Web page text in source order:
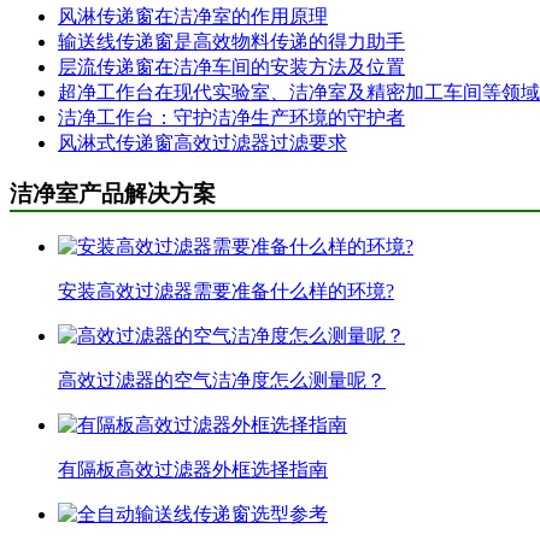
风淋传递窗在洁净室的作用原理
输送线传递窗是高效物料传递的得力助手
层流传递窗在洁净车间的安装方法及位置
超净工作台在现代实验室、洁净室及精密加工车间等领
洁净工作台：守护洁净生产环境的守护者
风淋式传递窗高效过滤器过滤要求
洁净室产品解决方案
安装高效过滤器需要准备什么样的环境?
高效过滤器的空气洁净度怎么测量呢？
有隔板高效过滤器外框选择指南